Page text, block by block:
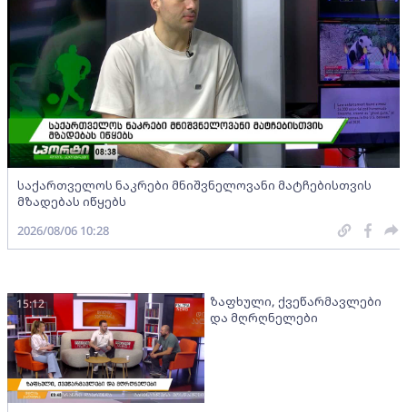
საქართველოს ნაკრები მნიშვნელოვანი მატჩებისთვის
მზადებას იწყებს
2026/08/06 10:28
ზაფხული, ქვეწარმავლები
და მღრღნელები
15:12